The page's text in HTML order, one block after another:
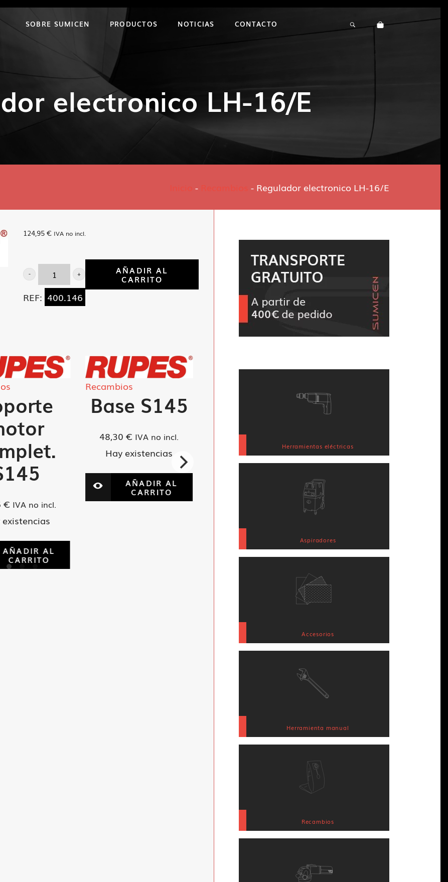
SOBRE SUMICEN PRODUCTOS NOTICIAS CONTACTO
electronico LH-16/E
- - Regulador electronico LH-16/E
124,95 € IVA no incl.
Regulador
electronico
AÑADIR AL
CARRITO
REF: 400.146
€ IVA no incl.
existencias
AÑADIR AL
CARRITO
Recambios
Base S145
48,30€ IVA no incl.
Hay existencias
AÑADIR AL
CARRITO
Herramientas eléctricas
Aspiradores
Accesorios
Herramienta manual
Recambios